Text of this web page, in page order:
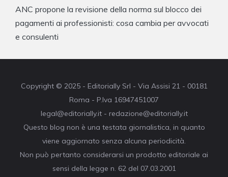
ANC propone la revisione della norma sul blocco dei
pagamenti ai professionisti: cosa cambia per avvocati
e consulenti
Copyright © 2025 - Editorially Srl - Via Assisi 21 - 00181
Roma - P.Iva 16947451007
legal@editorially.it - redazione@editorially.it
Questo blog non è una testata giornalistica, in quanto
viene aggiornato senza alcuna periodicità.
Non può pertanto considerarsi un prodotto editoriale ai
sensi della legge n. 62 del 07.03.2001